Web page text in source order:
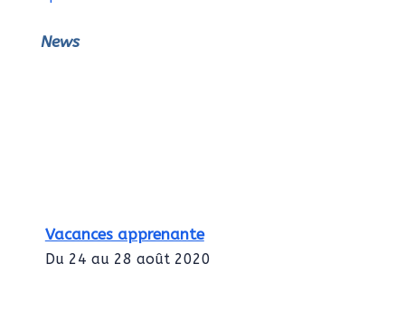
News
Vacances apprenante
Du 24 au 28 août 2020